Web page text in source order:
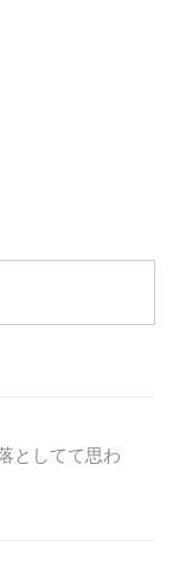
としてて思わ